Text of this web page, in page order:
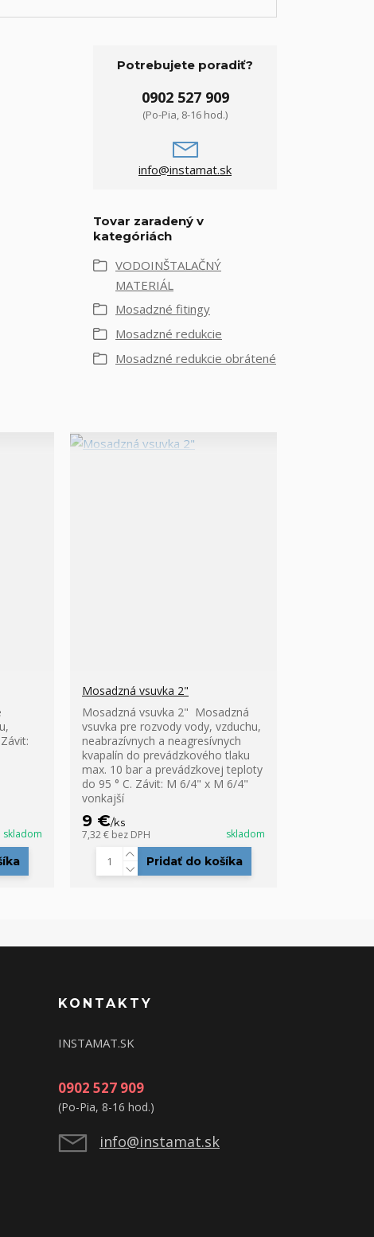
Potrebujete poradiť?
0902 527 909
(Po-Pia, 8-16 hod.)
info@instamat.sk
Tovar zaradený v
kategóriách
VODOINŠTALAČNÝ
MATERIÁL
Mosadzné fitingy
Mosadzné redukcie
Mosadzné redukcie obrátené
skladom
Mosadzná vsuvka 2"
Mosadzná vsuvka 2" Mosadzná
vsuvka pre rozvody vody, vzduchu,
neabrazívnych a neagresívnych
kvapalín do prevádzkového tlaku
max. 10 bar a prevádzkovej teploty
do 95 ° C. Závit: M 6/4" x M 6/4"
vonkajší
9 €/ks
7,32 € bez DPH skladom
Pridať do košíka
KONTAKTY
INSTAMAT.SK
0902 527 909
(Po-Pia, 8-16 hod.)
info@instamat.sk